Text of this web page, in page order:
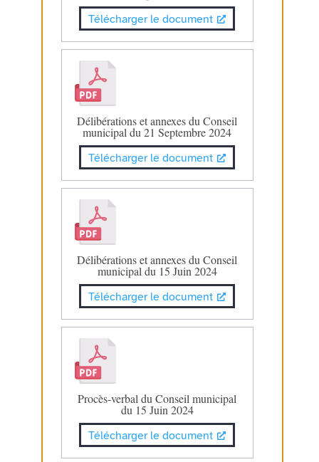
Télécharger le document
Délibérations et annexes du Conseil
municipal du 21 Septembre 2024
Télécharger le document
Délibérations et annexes du Conseil
municipal du 15 Juin 2024
Télécharger le document
Procès-verbal du Conseil municipal
du 15 Juin 2024
Télécharger le document